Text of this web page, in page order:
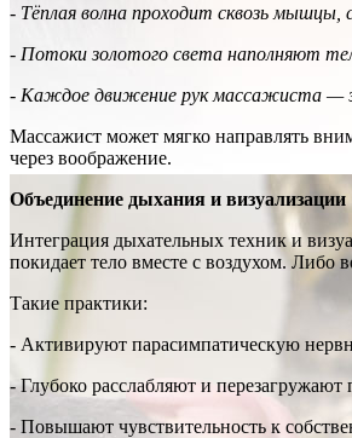
- Тёплая волна проходит сквозь
- Потоки золотого света наполняют
- Каждое движение рук массажиста —
Массажист может мягко направлять
через воображение.
Объединение дыхания и визуализации
Интеграция дыхательных техник и
покидает тело вместе с воздухом. Либо
Такие практики:
- Активируют парасимпатическую
- Глубоко расслабляют и перезагружают
- Повышают чувствительность к